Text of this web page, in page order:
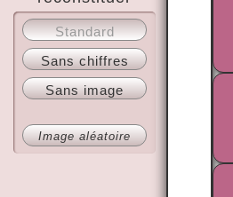
A propos
Standard
Sans chiffres
Sans image
Image aléatoire